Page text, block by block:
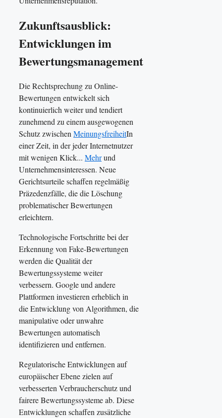
Zukunftsausblick:
Entwicklungen im
Bewertungsmanagement
Die Rechtsprechung zu Online-
Bewertungen entwickelt sich
kontinuierlich weiter und tendiert
zunehmend zu einem ausgewogenen
Schutz zwischen MeinungsfreiheitIn
einer Zeit, in der jeder Internetnutzer
mit wenigen Klick... Mehrund
Unternehmensinteressen. Neue
Gerichtsurteile schaffen regelmäßig
Präzedenzfälle, die die Löschung
problematischer Bewertungen
erleichtern.
Technologische Fortschritte bei der
Erkennung von Fake-Bewertungen
werden die Qualität der
Bewertungssysteme weiter
verbessern. Google und andere
Plattformen investieren erheblich in
die Entwicklung von Algorithmen, die
manipulative oder unwahre
Bewertungen automatisch
identifizieren und entfernen.
Regulatorische Entwicklungen auf
europäischer Ebene zielen auf
verbesserten Verbraucherschutz und
fairere Bewertungssysteme ab. Diese
Entwicklungen schaffen zusätzliche